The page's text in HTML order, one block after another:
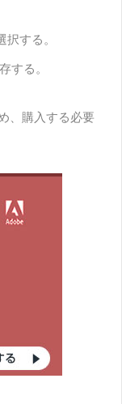
する。
する。
、購入する必要